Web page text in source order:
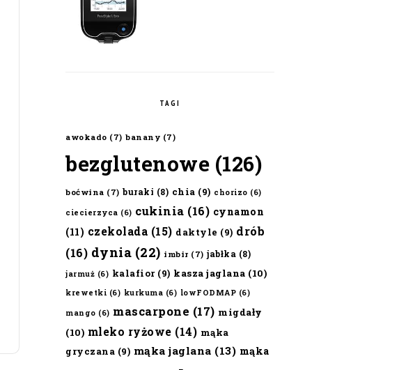
TAGI
awokado (7) banany (7)
bezglutenowe (126)
boćwina (7) buraki (8) chia (9) chorizo (6)
ciecierzyca (6) cukinia (16) cynamon
(11) czekolada (15) daktyle (9) drób
(16) dynia (22) imbir (7) jabłka (8)
jarmuż (6) kalafior(9) kasza jaglana (10)
krewetki (6) kurkuma (6) lowFODMAP (6)
mango (6) mascarpone (17) migdały
(10) mleko ryżowe (14) mąka
gryczana (9) mąka jaglana (13) mąka